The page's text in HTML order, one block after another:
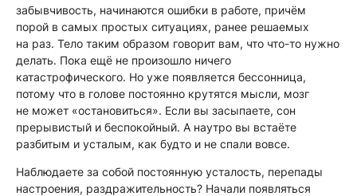
забывчивость, начинаются ошибки в работе, причём
порой в самых простых ситуациях, ранее решаемых
на раз. Тело таким образом говорит вам, что что-то нужно
делать. Пока ещё не произошло ничего
катастрофического. Но уже появляется бессонница,
потому что в голове постоянно крутятся мысли, мозг
не может «остановиться». Если вы засыпаете, сон
прерывистый и беспокойный. А наутро вы встаёте
разбитым и усталым, как будто и не спали вовсе.
Наблюдаете за собой постоянную усталость, перепады
настроения, раздражительность? Начали появляться